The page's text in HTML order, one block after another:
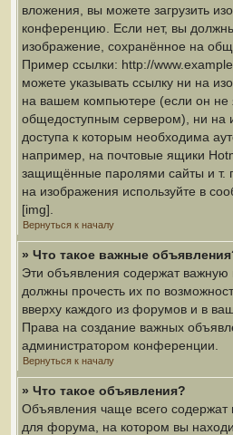
вложения, вы можете загрузить
конференцию. Если нет, вы
изображение, сохранённое на
Пример ссылки: http://
можете указывать ссылку ни на
на вашем компьютере (если он не
общедоступным сервером), ни на
доступа к которым необходима
например, на почтовые ящики
защищённые паролями сайты и т.
на изображения используйте в
[img].
Вернуться к началу
» Что такое важные
Эти объявления содержат
должны прочесть их по
вверху каждого из форумов и в
Права на создание важных
администратором конференции.
Вернуться к началу
» Что такое объявления?
Объявления чаще всего
для форума, на котором вы